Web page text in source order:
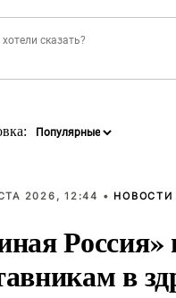
2026, 12:44 • НОВОСТИ
в